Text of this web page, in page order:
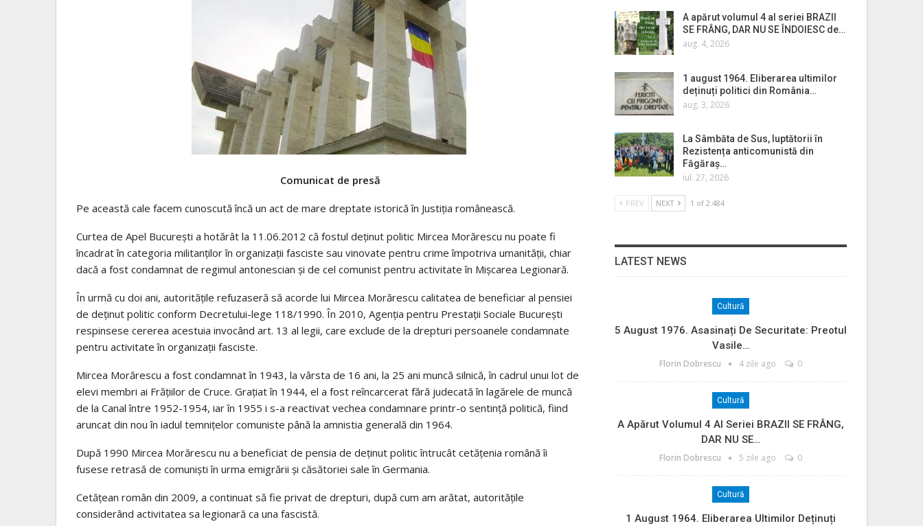
Comunicat de presă
Pe această cale facem cunoscută încă un act de mare dreptate istorică în Justiția românească.
Curtea de Apel București a hotărât la 11.06.2012 că fostul deținut politic Mircea Morărescu nu poate fi
încadrat în categoria militanților în organizații fasciste sau vinovate pentru crime împotriva umanității, chiar
dacă a fost condamnat de regimul antonescian și de cel comunist pentru activitate în Mișcarea Legionară.
În urmă cu doi ani, autoritățile refuzaseră să acorde lui Mircea Morărescu calitatea de beneficiar al pensiei
de deținut politic conform Decretului-lege 118/1990. În 2010, Agenția pentru Prestații Sociale București
respinsese cererea acestuia invocând art. 13 al legii, care exclude de la drepturi persoanele condamnate
pentru activitate în organizații fasciste.
Mircea Morărescu a fost condamnat în 1943, la vârsta de 16 ani, la 25 ani muncă silnică, în cadrul unui lot de
elevi membri ai Frățiilor de Cruce. Grațiat în 1944, el a fost reîncarcerat fără judecată în lagărele de muncă
de la Canal între 1952-1954, iar în 1955 i s-a reactivat vechea condamnare printr-o sentință politică, fiind
aruncat din nou în iadul temnițelor comuniste până la amnistia generală din 1964.
După 1990 Mircea Morărescu nu a beneficiat de pensia de deținut politic întrucât cetățenia română îi
fusese retrasă de comuniști în urma emigrării și căsătoriei sale în Germania.
Cetățean român din 2009, a continuat să fie privat de drepturi, după cum am arătat, autoritățile
considerând activitatea sa legionară ca una fascistă.
A apărut volumul 4 al seriei BRAZII
SE FRÂNG, DAR NU SE ÎNDOIESC de…
aug. 4, 2026
1 august 1964. Eliberarea ultimilor
deținuți politici din România…
aug. 3, 2026
La Sâmbăta de Sus, luptătorii în
Rezistența anticomunistă din
Făgăraș…
iul. 27, 2026
PREV NEXT 1 of 2.484
LATEST NEWS
Cultură
5 August 1976. Asasinați De Securitate: Preotul
Vasile…
Florin Dobrescu 4 zile ago 0
Cultură
A Apărut Volumul 4 Al Seriei BRAZII SE FRÂNG,
DAR NU SE…
Florin Dobrescu 5 zile ago 0
Cultură
1 August 1964. Eliberarea Ultimilor Deținuți